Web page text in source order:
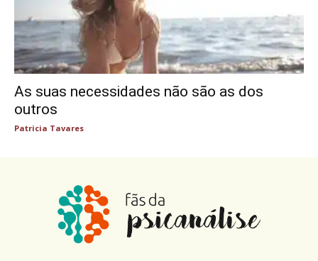
As suas necessidades não são as dos
outros
Patricia Tavares